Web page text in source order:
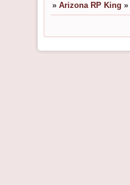
» Arizona RP King »